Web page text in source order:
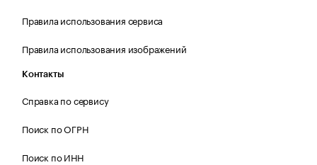
Правила использования сервиса
Правила использования изображений
Контакты
Справка по сервису
Поиск по ОГРН
Поиск по ИНН